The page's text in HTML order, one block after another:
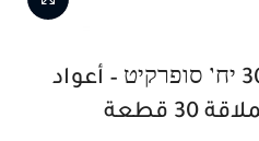
מקלות רופא ענק טבעי 30 יח’ סופרקיט – أعواد
قطعة